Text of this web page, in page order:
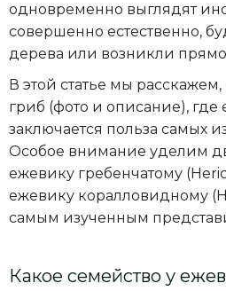
одновременно выглядят
совершенно естественно,
дерева или возникли прямо
В этой статье мы
гриб (фото и описание), где
заключается польза самых
Особое внимание уделим
ежевику гребенчатому
ежевику коралловидному
самым изученным
Какое семейство у